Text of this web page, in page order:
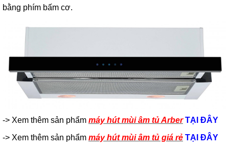
bằng phím bấm cơ.
-> Xem thêm sản phẩm máy hút mùi âm tủ Arber TẠI ĐÂY
-> Xem thêm sản phẩm máy hút mùi âm tủ giá rẻ TẠI ĐÂY